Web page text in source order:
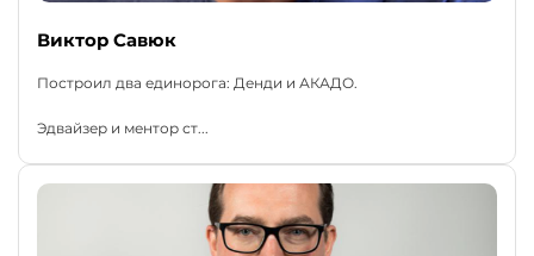
Виктор Савюк
Построил два единорога: Денди и АКАДО.
Эдвайзер и ментор ст...